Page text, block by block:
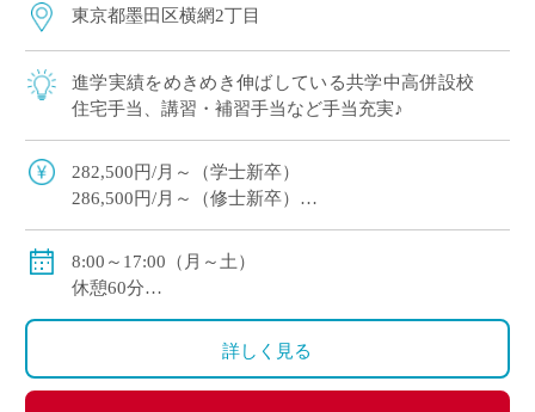
東京都墨田区横網2丁目
進学実績をめきめき伸ばしている共学中高併設校
住宅手当、講習・補習手当など手当充実♪
282,500円/月～（学士新卒）
286,500円/月～（修士新卒）
賞与年2回（実績/年間5.2ヶ月+100,000円※新規採用者/
年間3.53ヶ月）
8:00～17:00（月～土）
休憩60分
詳しく見る